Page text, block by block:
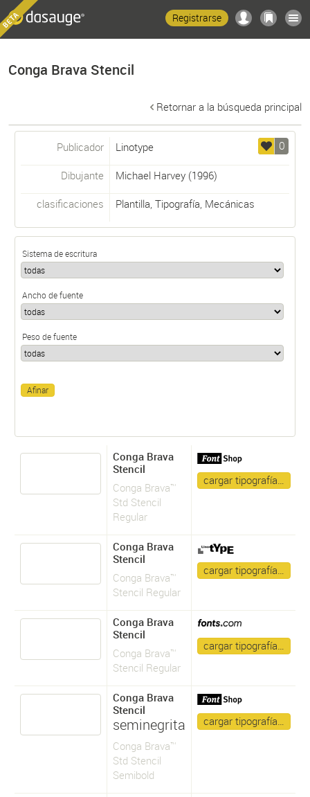
Registrarse
Conga Brava Stencil
Retornar a la búsqueda principal
0
Publicador Linotype
Dibujante Michael Harvey(1996)
clasificaciones Plantilla, Tipografía, Mecánicas
Sistema de escritura
Ancho de fuente
Peso de fuente
Conga Brava
Stencil
Conga Brava™
Std Stencil
Regular
cargar tipografía…
Conga Brava
Stencil
Conga Brava™
Stencil Regular
cargar tipografía…
Conga Brava
Stencil
Conga Brava™
Stencil Regular
cargar tipografía…
Conga Brava
Stencil
seminegrita
Conga Brava™
Std Stencil
Semibold
cargar tipografía…